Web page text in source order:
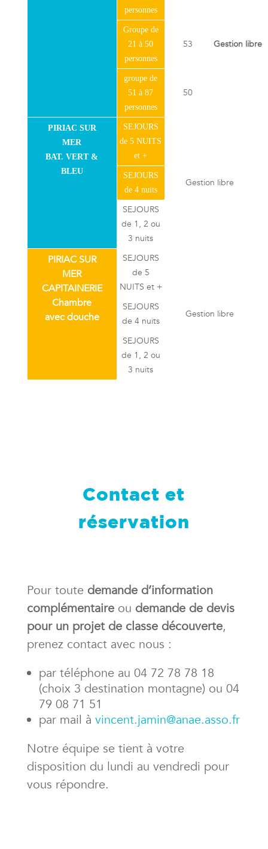
personnes
Gestion libre
Groupe de
21 à 50
personnes
53
groupe de
51 à 87
personnes
50
PIRIAC SUR
MER
BAT. VERT &
BLEU
SEJOURS
de 5 NUITS
et +
Gestion libre
SEJOURS
de 4 nuits
SEJOURS
de 1, 2 ou
3 nuits
PIRIAC SUR
MER
CAPITAINERIE
Chambre
avec douche
SEJOURS
de 5
NUITS et +
Gestion libre
SEJOURS
de 4 nuits
SEJOURS
de 1, 2 ou
3 nuits
Contact et
réservation
Pour toute demande d’information
complémentaireou demande de devis
pour un projet de classe découverte,
prenez contact avec nous :
par téléphone au 04 72 78 78 18
(choix 3 destination montagne) ou 04
79 08 71 51
par mail à vincent.jamin@anae.asso.fr
Notre équipe se tient à votre
disposition du lundi au vendredi pour
vous répondre.